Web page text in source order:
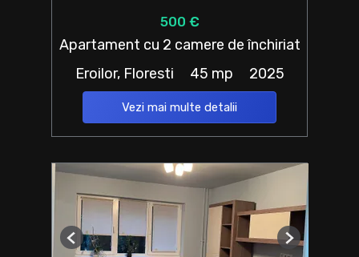
500 €
Apartament cu 2 camere de închiriat
Eroilor, Floresti
45 mp 2025
Vezi mai multe detalii
Previous Next